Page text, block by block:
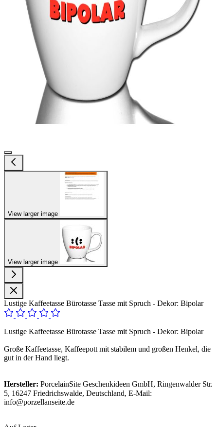
View larger image
View larger image
Lustige Kaffeetasse Bürotasse Tasse mit Spruch - Dekor: Bipolar
Lustige Kaffeetasse Bürotasse Tasse mit Spruch - Dekor: Bipolar
Große Kaffeetasse, Kaffeepott mit stabilem und großen Henkel, die
gut in der Hand liegt.
Hersteller: PorcelainSite Geschenkideen GmbH, Ringenwalder Str.
5, 16247 Friedrichswalde, Deutschland, E-Mail:
info@porzellanseite.de